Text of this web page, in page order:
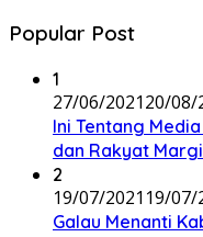
Popular Post
1
27/06/202120/08/
Ini Tentang
dan Rakyat
2
19/07/2021 19/07/
Galau Menanti